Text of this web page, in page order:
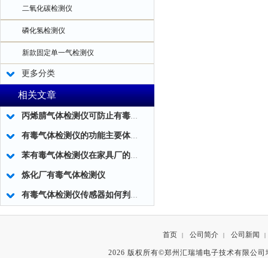
二氧化碳检测仪
磷化氢检测仪
新款固定单一气检测仪
更多分类
相关文章
丙烯腈气体检测仪可防止有毒气体泄漏吗
有毒气体检测仪的功能主要体现在五大方面
苯有毒气体检测仪在家具厂的用处
炼化厂有毒气体检测仪
有毒气体检测仪传感器如何判断是否需要更换？
首页 | 公司简介 | 公司新闻 |
2026 版权所有©郑州汇瑞埔电子技术有限公